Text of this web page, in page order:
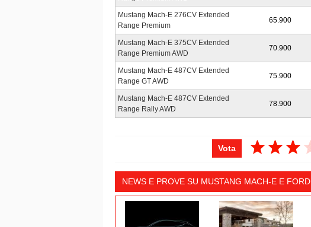
Mustang Mach-E 276CV Extended
Range Premium
65.900
Mustang Mach-E 375CV Extended
Range Premium AWD
70.900
Mustang Mach-E 487CV Extended
Range GT AWD
75.900
Mustang Mach-E 487CV Extended
Range Rally AWD
78.900
Vota
NEWS E PROVE SU MUSTANG MACH-E E FORD